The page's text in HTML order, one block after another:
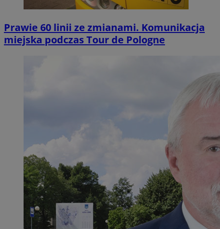
Prawie 60 linii ze zmianami. Komunikacja
miejska podczas Tour de Pologne